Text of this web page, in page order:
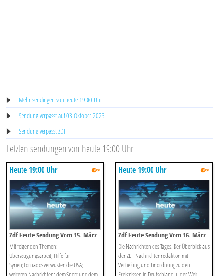
Mehr sendingen von heute 19:00 Uhr
Sendung verpasst auf 03 Oktober 2023
Sendung verpasst ZDF
Letzten sendungen von heute 19:00 Uhr
Heute 19:00 Uhr
Zdf Heute Sendung Vom 15. März
2025
Mit folgenden Themen:
Überzeugungsarbeit; Hilfe für
Syrien;Tornados verwüsten die USA;
weiteren Nachrichten; dem Sport und dem
Heute 19:00 Uhr
Zdf Heute Sendung Vom 16. März
2025
Die Nachrichten des Tages. Der Überblick aus
der ZDF-Nachrichtenredaktion mit
Vertiefung und Einordnung zu den
Ereignissen in Deutschland u. der Welt.